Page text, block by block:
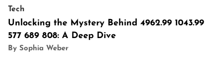
Tech
Unlocking the Mystery Behind 4962.99 1043.99
577 689 808: A Deep Dive
By Sophia Weber